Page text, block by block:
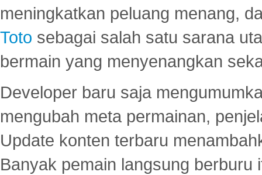
meningkatkan peluang menang,
Toto sebagai salah satu sarana
bermain yang menyenangkan
Developer baru saja
mengubah meta permainan,
Update konten terbaru
Banyak pemain langsung berburu